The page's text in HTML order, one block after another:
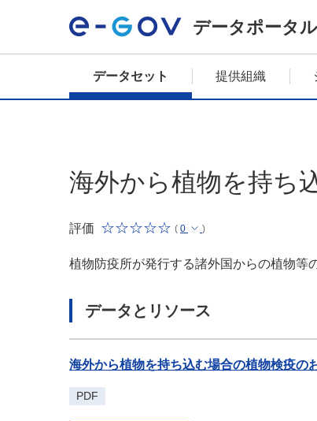
データポータル
データセット 提供組織
海外から植物を持ち
評価 ( 0 )
植物防疫所が発行する諸外国からの植物等
データとリソース
海外から植物を持ち込む場合の植物検疫の
PDF